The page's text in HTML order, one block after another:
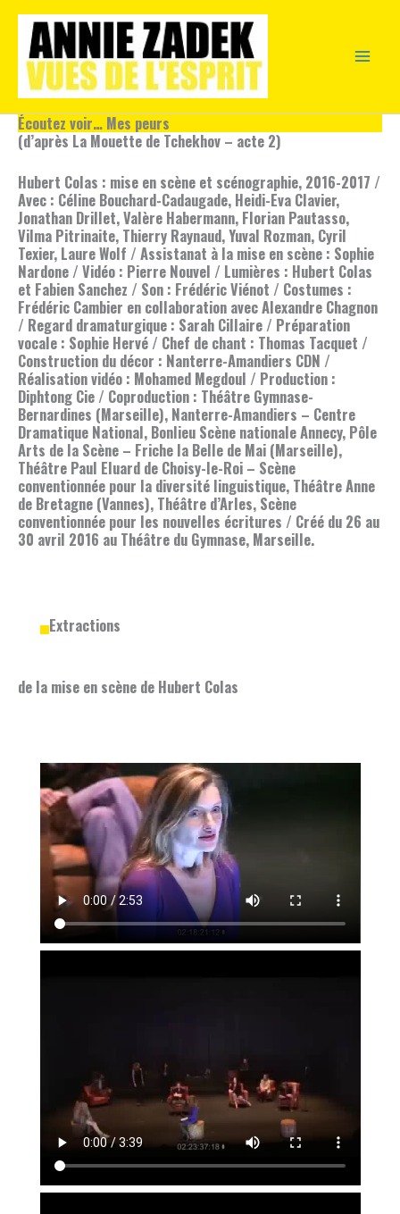
contenu
Écoutez voir… Mes peurs
(d’après La Mouette de Tchekhov – acte 2)
Hubert Colas : mise en scène et scénographie, 2016-2017 /
Avec : Céline Bouchard-Cadaugade, Heidi-Eva Clavier,
Jonathan Drillet, Valère Habermann, Florian Pautasso,
Vilma Pitrinaite, Thierry Raynaud, Yuval Rozman, Cyril
Texier, Laure Wolf / Assistanat à la mise en scène : Sophie
Nardone / Vidéo : Pierre Nouvel / Lumières : Hubert Colas
et Fabien Sanchez / Son : Frédéric Viénot / Costumes :
Frédéric Cambier en collaboration avec Alexandre Chagnon
/ Regard dramaturgique : Sarah Cillaire / Préparation
vocale : Sophie Hervé / Chef de chant : Thomas Tacquet /
Construction du décor : Nanterre-Amandiers CDN /
Réalisation vidéo : Mohamed Megdoul / Production :
Diphtong Cie / Coproduction : Théâtre Gymnase-
Bernardines (Marseille), Nanterre-Amandiers – Centre
Dramatique National, Bonlieu Scène nationale Annecy, Pôle
Arts de la Scène – Friche la Belle de Mai (Marseille),
Théâtre Paul Eluard de Choisy-le-Roi – Scène
conventionnée pour la diversité linguistique, Théâtre Anne
de Bretagne (Vannes), Théâtre d’Arles, Scène
conventionnée pour les nouvelles écritures / Créé du 26 au
30 avril 2016 au Théâtre du Gymnase, Marseille.
Extractions
de la mise en scène de Hubert Colas